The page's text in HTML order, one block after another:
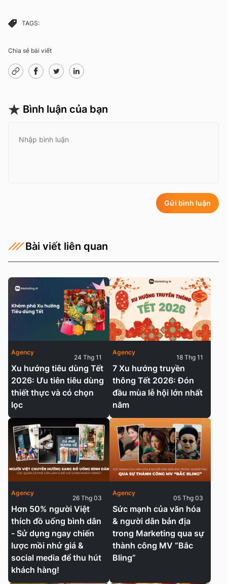
TAGS:
Chia sẻ bài viết
Bình luận của bạn
Gửi bình luận
Bài viết liên quan
Xu hướng tiêu dùng Tết
2026: Ưu tiên tiêu dùng
thiết thực và có chọn
lọc
Agency
24 Thg 11
7 Xu hướng truyền
thông Tết 2026: Đón
đầu mùa lễ hội lớn nhất
năm
Agency
18 Thg 11
Hơn 50% người Việt
thích đồ uống bình dân
- Sử dụng ngay chiến
lược mồi nhử giá &
social media để thu hút
khách hàng!
Agency
26 Thg 03
Sức mạnh của văn hóa
& người dân bản địa
trong Marketing qua sự
thành công MV “Bắc
Bling”
Agency
05 Thg 03